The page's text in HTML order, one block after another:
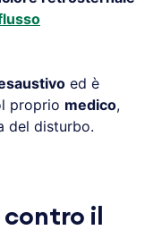
ed è
proprio medico,
del disturbo.
il